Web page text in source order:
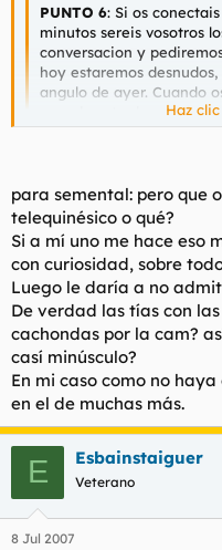
PUNTO 6: Si os
minutos sereis vosotros
conversacion y
hoy estaremos
angulo de ayer. Cuando
cuando este dura os
parece esto, te gustaria
despelotarse y a tocarse
ser por verguenza o
quitais vuestra camara
otra y la poneis en no
casada en cuanto os vea
que sea muy guarra. Os
:137 :137 :137 :137 :137 :137
Por favor, sin venir a
de dementes y lo más
salido o que tienes alguna
Haz
para semental: pero que
telequinésico o qué?
Si a mí uno me hace eso
con curiosidad, sobre
Luego le daría a no
De verdad las tías con
cachondas por la cam?
casí minúsculo?
En mi caso como no
en el de muchas más.
E Esbainstaiguer
Veterano
8 Jul 2007